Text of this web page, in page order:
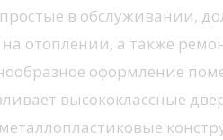
в обслуживании,
отоплении, а также
оформление
высококлассные